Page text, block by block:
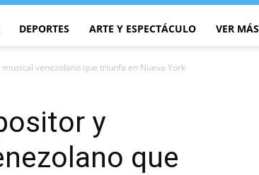
DEPORTES ARTE Y ESPECTÁCULO VER MÁS
venezolano que triunfa en Nueva York
y
que